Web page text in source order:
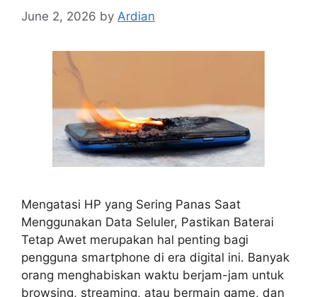
June 2, 2026 by Ardian
Mengatasi HP yang Sering Panas Saat
Menggunakan Data Seluler, Pastikan Baterai
Tetap Awet merupakan hal penting bagi
pengguna smartphone di era digital ini. Banyak
orang menghabiskan waktu berjam-jam untuk
browsing, streaming, atau bermain game, dan